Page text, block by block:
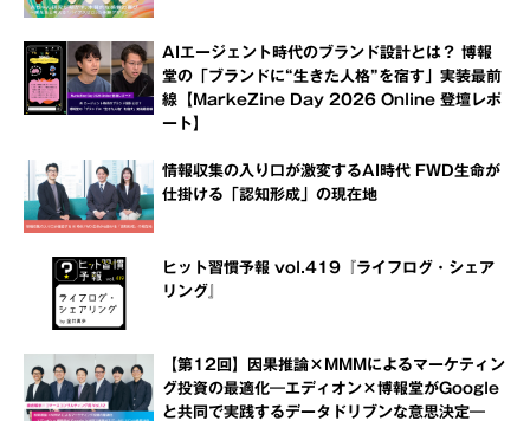
AIエージェント時代のブランド設計とは？ 博報
堂の「ブランドに“生きた人格”を宿す」実装最前
線【MarkeZine Day 2026 Online 登壇レポ
ート】
情報収集の入り口が激変するAI時代 FWD生命が
仕掛ける「認知形成」の現在地
ヒット習慣予報 vol.419『ライフログ・シェア
リング』
【第12回】因果推論×MMMによるマーケティン
グ投資の最適化―エディオン×博報堂がGoogle
と共同で実践するデータドリブンな意思決定―